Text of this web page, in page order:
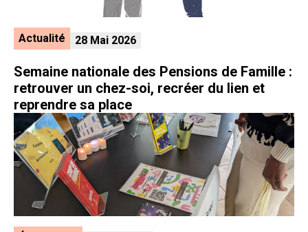
Actualité 28 Mai 2026
Semaine nationale des Pensions de Famille :
retrouver un chez-soi, recréer du lien et
reprendre sa place